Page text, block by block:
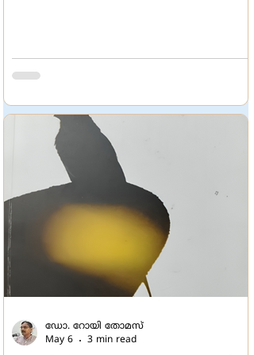
വികസനത്തിന്‍റെ പേരിലുള്ള
പുറന്തള്ളലുകളുമെല്ലാം വീടു
വര്‍ധിപ്പിച്ചുകൊണ്ടിരിക്കുന്നു. എന്താണ്
വീടിന്‍റെ അര്‍ഥമെന്നും അതു
നഷ്ടമാകുന്നതിന്‍റെ വേദനയെന്നും
ഡോ. റോയി തോമസ്
May 6
3 min read